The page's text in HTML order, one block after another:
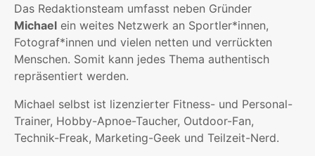
Das Redaktionsteam umfasst neben Gründer
Michael ein weites Netzwerk an Sportler*innen,
Fotograf*innen und vielen netten und verrückten
Menschen. Somit kann jedes Thema authentisch
repräsentiert werden.
Michael selbst ist lizenzierter Fitness- und Personal-
Trainer, Hobby-Apnoe-Taucher, Outdoor-Fan,
Technik-Freak, Marketing-Geek und Teilzeit-Nerd.